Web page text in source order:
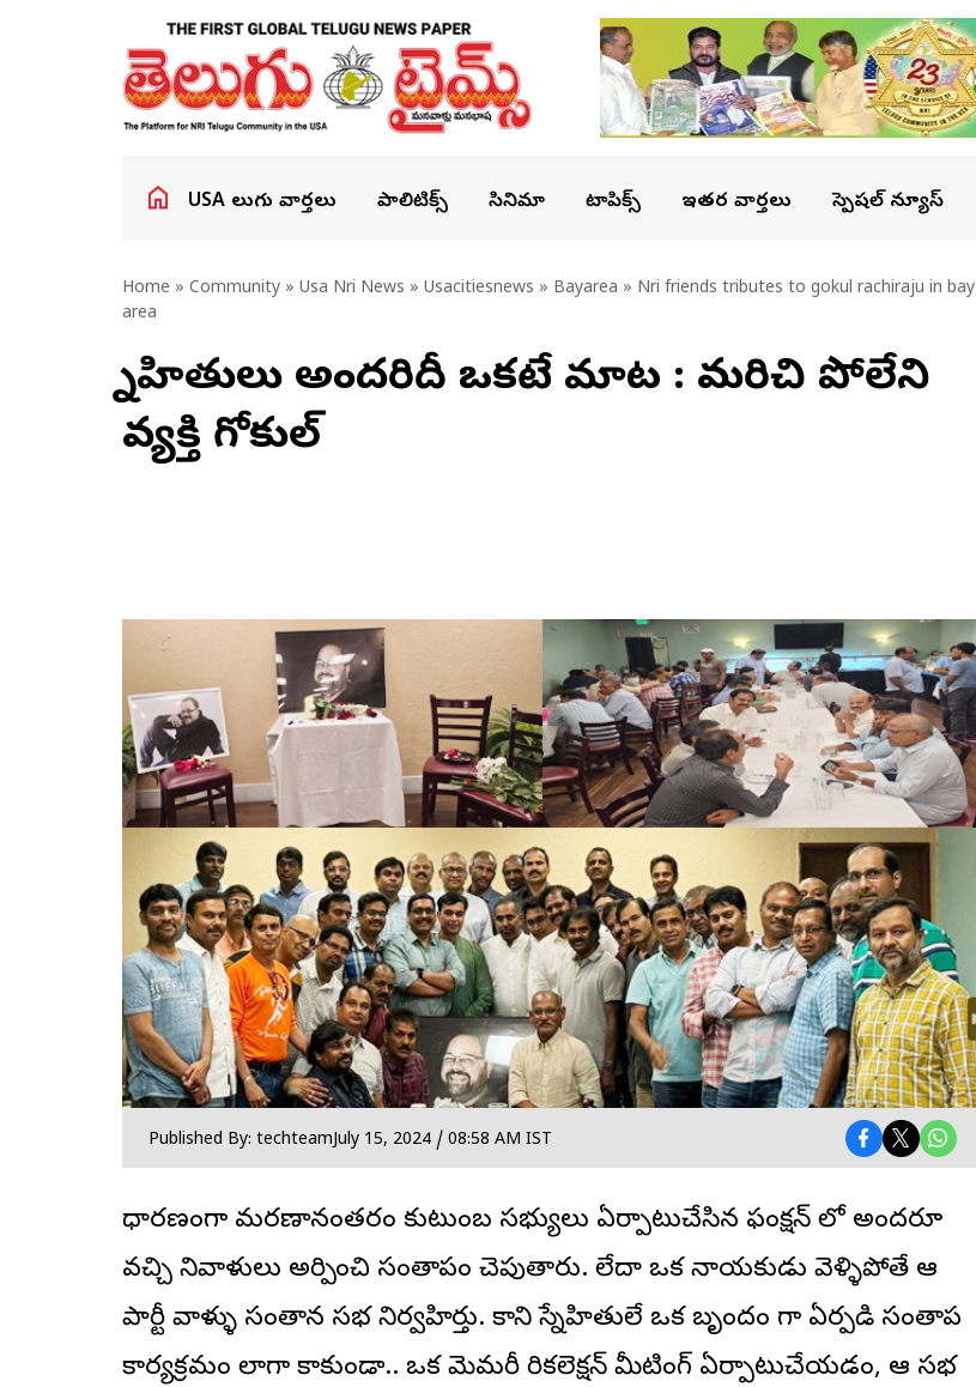
USA తెలుగు వార్తలు పాలిటిక్స్ సినిమా టాపిక్స్ ఇతర వార్తలు స్పెషల్ న్యూస్
Home » Community » Usa Nri News » Usacitiesnews » Bayarea » Nri friends tributes to gokul rachiraju in bay
area
స్నేహితులు అందరిదీ ఒకటే మాట : మరిచి పోలేని
వ్యక్తి గోకుల్
Published By: techteamJuly 15, 2024 / 08:58 AM IST
సాధారణంగా మరణానంతరం కుటుంబ సభ్యులు ఏర్పాటుచేసిన ఫంక్షన్ లో అందరూ
వచ్చి నివాళులు అర్పించి సంతాపం చెపుతారు. లేదా ఒక నాయకుడు వెళ్ళిపోతే ఆ
పార్టీ వాళ్ళు సంతాన సభ నిర్వహిస్తారు. కాని స్నేహితులే ఒక బృందం గా ఏర్పడి సంతాప
కార్యక్రమం లాగా కాకుండా.. ఒక మెమరీ రికలెక్షన్ మీటింగ్ ఏర్పాటుచేయడం, ఆ సభ